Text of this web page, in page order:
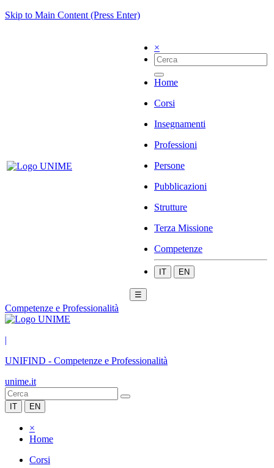
Skip to Main Content (Press Enter)
×
Home
Corsi
Insegnamenti
Professioni
Persone
Pubblicazioni
Strutture
Terza Missione
Competenze
IT EN
☰
Competenze e Professionalità
|
UNIFIND - Competenze e Professionalità
unime.it
IT EN
×
Home
Corsi